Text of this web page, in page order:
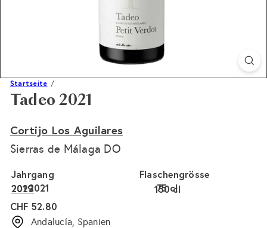
Startseite
Tadeo 2021
Cortijo Los Aguilares
Sierras de Málaga DO
Flaschengrösse
75 cl
150 cl
Jahrgang
2021
2023
2019
Normaler
Preis
CHF 52.80
Andalucía, Spanien